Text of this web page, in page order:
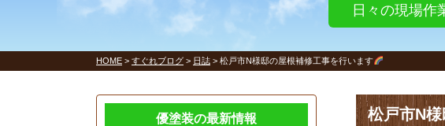
日々の現場作
HOME > すぐれブログ > 日誌 > 松戸市N様邸の屋根補修工事を行います
松戸市N
優塗装の最新情報